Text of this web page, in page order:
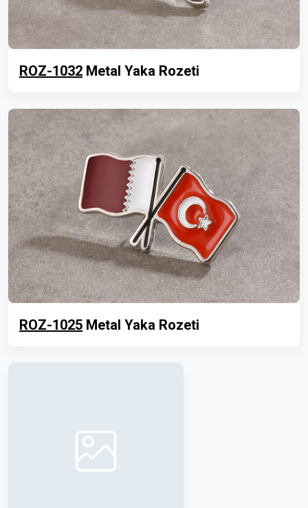
ROZ-1032 Metal Yaka Rozeti
ROZ-1025 Metal Yaka Rozeti